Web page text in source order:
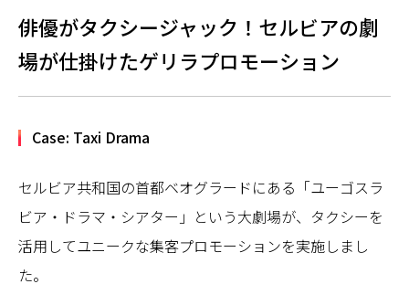
俳優がタクシージャック！セルビアの劇
場が仕掛けたゲリラプロモーション
Case: Taxi Drama
セルビア共和国の首都ベオグラードにある「ユーゴスラ
ビア・ドラマ・シアター」という大劇場が、タクシーを
活用してユニークな集客プロモーションを実施しまし
た。